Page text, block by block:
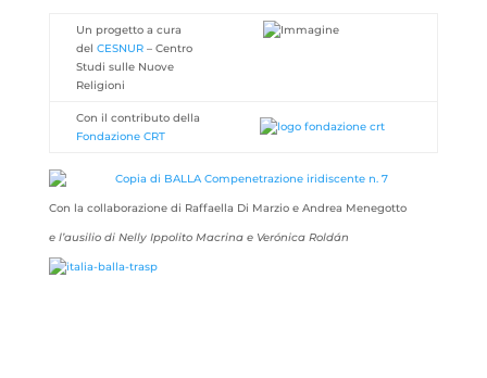
Un progetto a cura
del CESNUR– Centro
Studi sulle Nuove
Religioni
Con il contributo della
Fondazione CRT
Con la collaborazione di Raffaella Di Marzio e Andrea Menegotto
e l’ausilio di Nelly Ippolito Macrina e Verónica Roldán